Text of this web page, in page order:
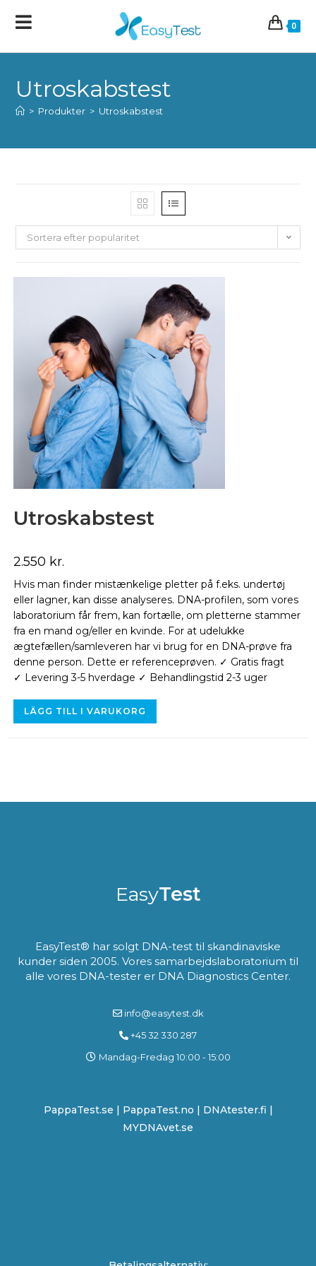
0
Utroskabstest
> Produkter > Utroskabstest
Sortera efter popularitet
Utroskabstest
2.550 kr.
Hvis man finder mistænkelige pletter på f.eks. undertøj
eller lagner, kan disse analyseres. DNA-profilen, som vores
laboratorium får frem, kan fortælle, om pletterne stammer
fra en mand og/eller en kvinde. For at udelukke
ægtefællen/samleveren har vi brug for en DNA-prøve fra
denne person. Dette er referenceprøven. ✓ Gratis fragt
✓ Levering 3-5 hverdage ✓ Behandlingstid 2-3 uger
LÄGG TILL I VARUKORG
EasyTest
EasyTest® har solgt DNA-test til skandinaviske
kunder siden 2005. Vores samarbejdslaboratorium til
alle vores DNA-tester er DNA Diagnostics Center.
info@easytest.dk
+45 32 330 287
Mandag-Fredag 10:00 - 15:00
PappaTest.se | PappaTest.no | DNAtester.fi |
MYDNAvet.se